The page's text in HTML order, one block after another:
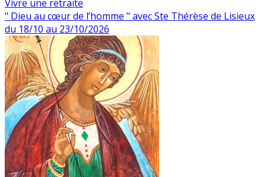
Vivre une retraite
" Dieu au cœur de l’homme " avec Ste Thérèse de Lisieux
du 18/10 au 23/10/2026